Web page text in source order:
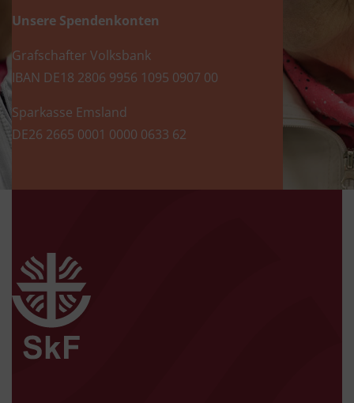
Unsere Spendenkonten
Grafschafter Volksbank
IBAN DE18 2806 9956 1095 0907 00
Sparkasse Emsland
DE26 2665 0001 0000 0633 62